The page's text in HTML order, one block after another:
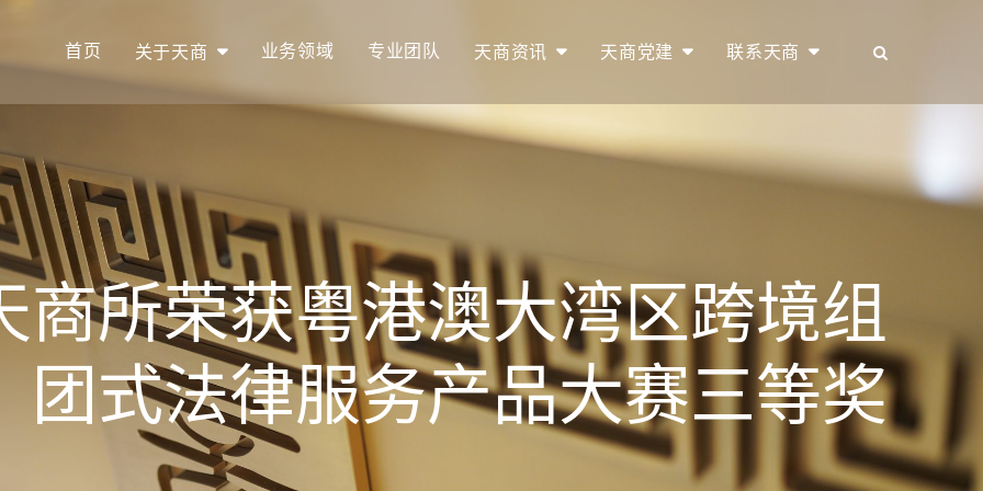
首页 关于天商 业务领域 专业团队 天商资讯 天商党建 联系天商
商所荣获粤港澳大湾区跨境组
团式法律服务产品大赛三等奖